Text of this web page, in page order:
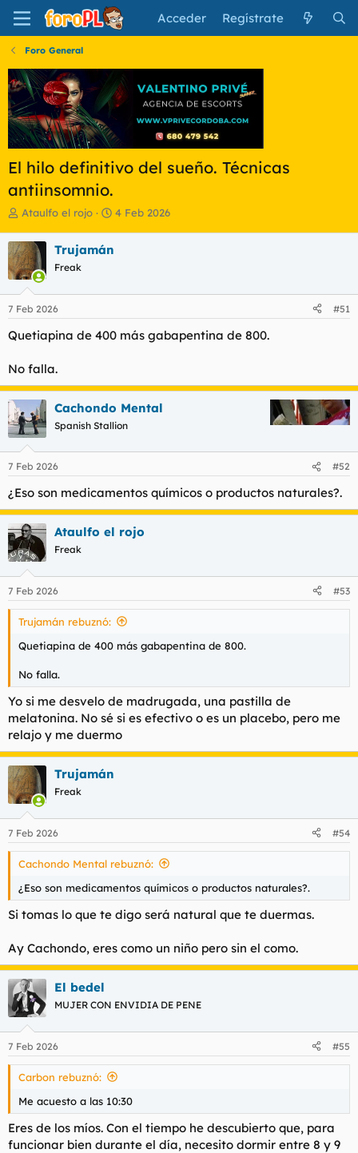
Acceder Regístrate
Foro General
El hilo definitivo del sueño. Técnicas
antiinsomnio.
I
i
c
i
a
d
o
d
l
t
e
m
a
Ataulfo el rojo
F
e
i
o
4 Feb 2026
Trujamán
Freak
7 Feb 2026 #51
Quetiapina de 400 más gabapentina de 800.
No falla.
Cachondo Mental
Spanish Stallion
7 Feb 2026 #52
¿Eso son medicamentos químicos o productos naturales?.
Ataulfo el rojo
Freak
7 Feb 2026 #53
Trujamán rebuznó:
Quetiapina de 400 más gabapentina de 800.
No falla.
Yo si me desvelo de madrugada, una pastilla de
melatonina. No sé si es efectivo o es un placebo, pero me
relajo y me duermo
Trujamán
Freak
7 Feb 2026 #54
Cachondo Mental rebuznó:
¿Eso son medicamentos químicos o productos naturales?.
Si tomas lo que te digo será natural que te duermas.
Ay Cachondo, eres como un niño pero sin el como.
El bedel
MUJER CON ENVIDIA DE PENE
7 Feb 2026 #55
Carbon rebuznó:
Me acuesto a las 10:30
Eres de los míos. Con el tiempo he descubierto que, para
funcionar bien durante el día, necesito dormir entre 8 y 9